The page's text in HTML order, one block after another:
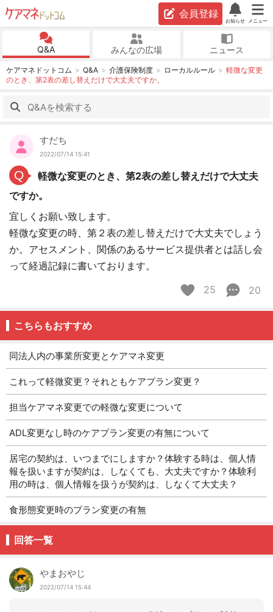
会員登録
お知らせ メニュー
Q&A みんなの広場 ニュース
ケアマネドットコム Q&A 介護保険制度 ローカルルール
軽微な変更
のとき、第2表の差し替えだけで大丈夫ですか。
すだち
2022/07/14 15:41
Q
軽微な変更のとき、第2表の差し替えだけで大丈夫
ですか。
宜しくお願い致します。
軽微な変更の時、第２表の差し替えだけで大丈夫でしょう
か。アセスメント、関係のあるサービス提供者とは話し会
って経過記録に書いております。
25
20
こちらもおすすめ
同法人内の事業所変更とケアマネ変更
これって軽微変更？それともケアプラン変更？
担当ケアマネ変更での軽微な変更について
ADL変更なし時のケアプラン変更の有無について
居宅の契約は、いつまでにしますか？体験する時は、個人情
報を扱いますが契約は、しなくても、大丈夫ですか？体験利
用の時は、個人情報を扱うが契約は、しなくて大丈夫？
食形態変更時のプラン変更の有無
回答一覧
やまおやじ
2022/07/14 15:44